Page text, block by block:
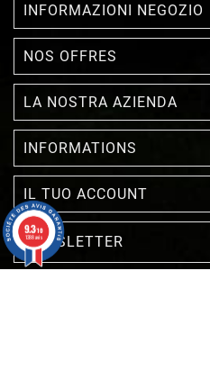
INFORMAZIONI NEGOZIO
NOS OFFRES
LA NOSTRA AZIENDA
INFORMATIONS
IL TUO ACCOUNT
NEWSLETTER
9.3/10
1388 avis